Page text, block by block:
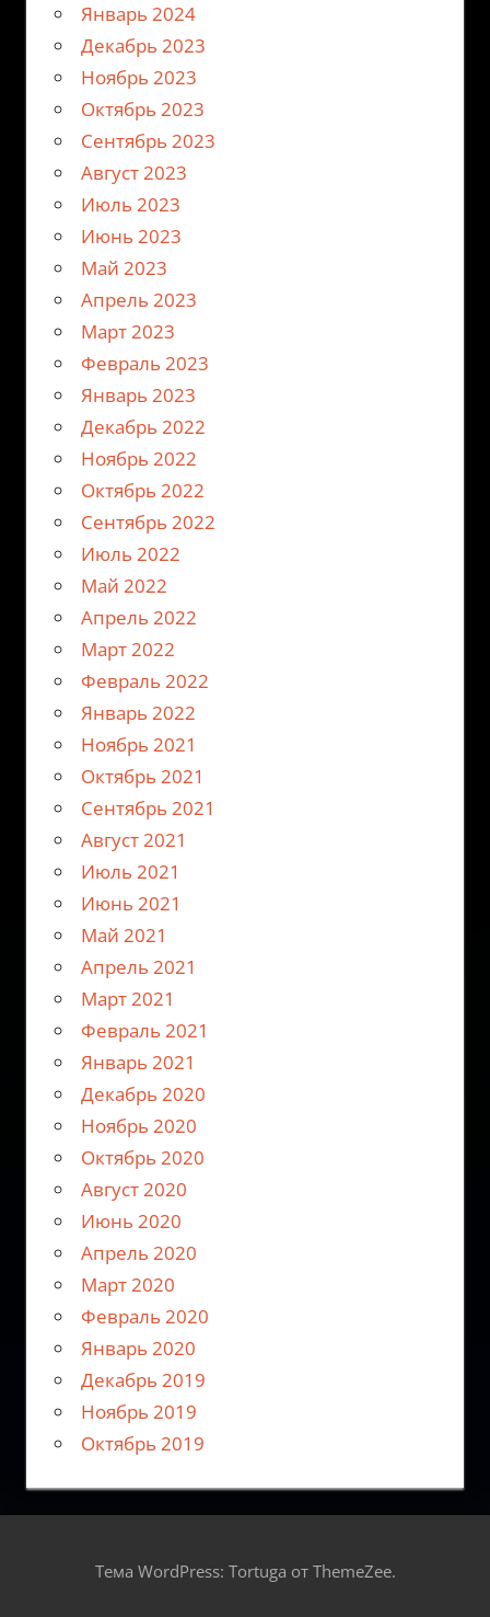
Январь 2024
Декабрь 2023
Ноябрь 2023
Октябрь 2023
Сентябрь 2023
Август 2023
Июль 2023
Июнь 2023
Май 2023
Апрель 2023
Март 2023
Февраль 2023
Январь 2023
Декабрь 2022
Ноябрь 2022
Октябрь 2022
Сентябрь 2022
Июль 2022
Май 2022
Апрель 2022
Март 2022
Февраль 2022
Январь 2022
Ноябрь 2021
Октябрь 2021
Сентябрь 2021
Август 2021
Июль 2021
Июнь 2021
Май 2021
Апрель 2021
Март 2021
Февраль 2021
Январь 2021
Декабрь 2020
Ноябрь 2020
Октябрь 2020
Август 2020
Июнь 2020
Апрель 2020
Март 2020
Февраль 2020
Январь 2020
Декабрь 2019
Ноябрь 2019
Октябрь 2019
Тема WordPress: Tortuga от ThemeZee.